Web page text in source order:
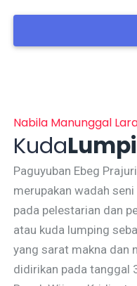
Nabila Manunggal
Kuda
Paguyuban Ebeg
merupakan wadah
pada pelestarian dan
atau kuda lumping
yang sarat makna dan
didirikan pada tanggal